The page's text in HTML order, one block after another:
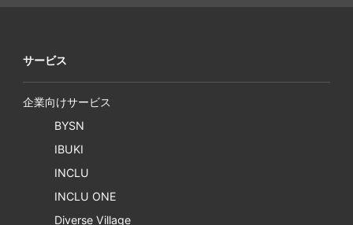
サービス
企業向けサービス
BYSN
IBUKI
INCLU
INCLU ONE
Diverse Village